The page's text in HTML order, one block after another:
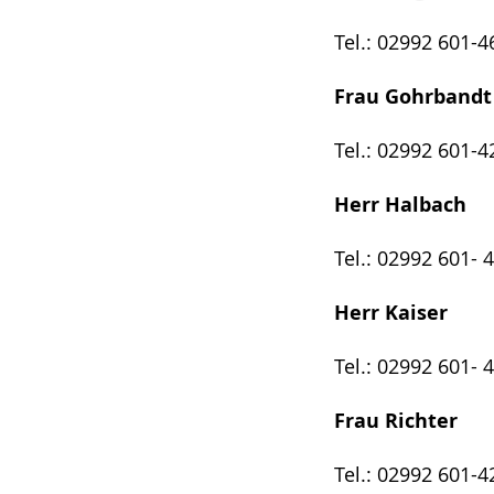
Tel.: 02992 601-
Frau Gohrbandt
Tel.: 02992 601-
Herr Halbach
Tel.: 02992 601-
Herr Kaiser
Tel.: 02992 601-
Frau Richter
Tel.: 02992 601-